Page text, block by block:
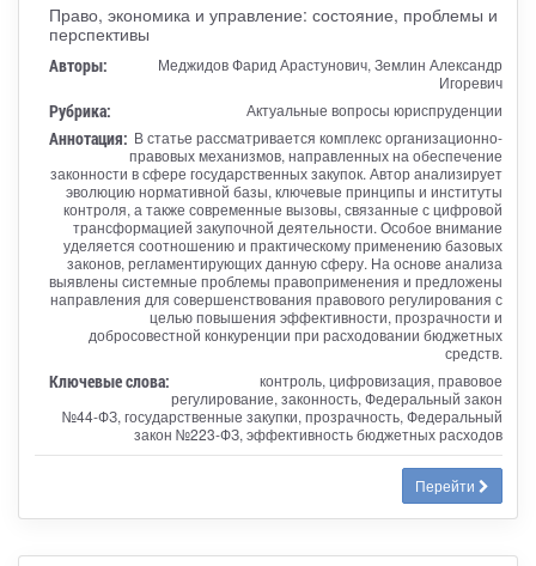
Право, экономика и управление: состояние, проблемы и
перспективы
Авторы:
Меджидов Фарид Арастунович, Землин Александр
Игоревич
Рубрика: Актуальные вопросы юриспруденции
Аннотация: В статье рассматривается комплекс организационно-
правовых механизмов, направленных на обеспечение
законности в сфере государственных закупок. Автор анализирует
эволюцию нормативной базы, ключевые принципы и институты
контроля, а также современные вызовы, связанные с цифровой
трансформацией закупочной деятельности. Особое внимание
уделяется соотношению и практическому применению базовых
законов, регламентирующих данную сферу. На основе анализа
выявлены системные проблемы правоприменения и предложены
направления для совершенствования правового регулирования с
целью повышения эффективности, прозрачности и
добросовестной конкуренции при расходовании бюджетных
средств.
Ключевые слова:
контроль, цифровизация, правовое
регулирование, законность, Федеральный закон
№44-ФЗ, государственные закупки, прозрачность, Федеральный
закон №223-ФЗ, эффективность бюджетных расходов
Перейти